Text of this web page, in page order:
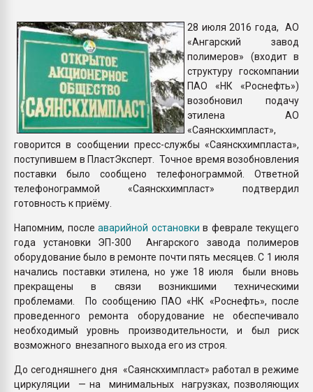
ПЕРЕЙТИ НА
28 июля 2016 года, АО
«Ангарский завод
полимеров» (входит в
структуру госкомпании
ПАО «НК «Роснефть»)
возобновил подачу
этилена АО
«Саянскхимпласт»,
говорится в сообщении пресс-службы «Саянскхимпласта»,
поступившем в ПластЭксперт. Точное время возобновления
поставки было сообщено телефонограммой. Ответной
телефонограммой «Саянскхимпласт» подтвердил
готовность к приёму.
Напомним, после аварийной остановки в феврале текущего
года установки ЭП-300 Ангарского завода полимеров
оборудование было в ремонте почти пять месяцев. С 1 июля
начались поставки этилена, но уже 18 июля были вновь
прекращены в связи возникшими техническими
проблемами. По сообщению ПАО «НК «Роснефть», после
проведенного ремонта оборудование не обеспечивало
необходимый уровнь производительности, и был риск
возможного внезапного выхода его из строя.
До сегодняшнего дня «Саянскхимпласт» работал в режиме
циркуляции — на минимальных нагрузках, позволяющих